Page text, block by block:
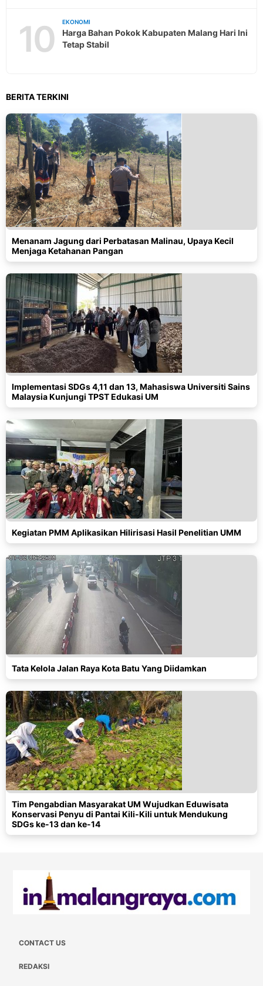
10 EKONOMI
Harga Bahan Pokok Kabupaten Malang Hari Ini
Tetap Stabil
BERITA TERKINI
Menanam Jagung dari Perbatasan Malinau, Upaya Kecil
Menjaga Ketahanan Pangan
Implementasi SDGs 4,11 dan 13, Mahasiswa Universiti Sains
Malaysia Kunjungi TPST Edukasi UM
Kegiatan PMM Aplikasikan Hilirisasi Hasil Penelitian UMM
Tata Kelola Jalan Raya Kota Batu Yang Diidamkan
Tim Pengabdian Masyarakat UM Wujudkan Eduwisata
Konservasi Penyu di Pantai Kili-Kili untuk Mendukung
SDGs ke-13 dan ke-14
CONTACT US
REDAKSI